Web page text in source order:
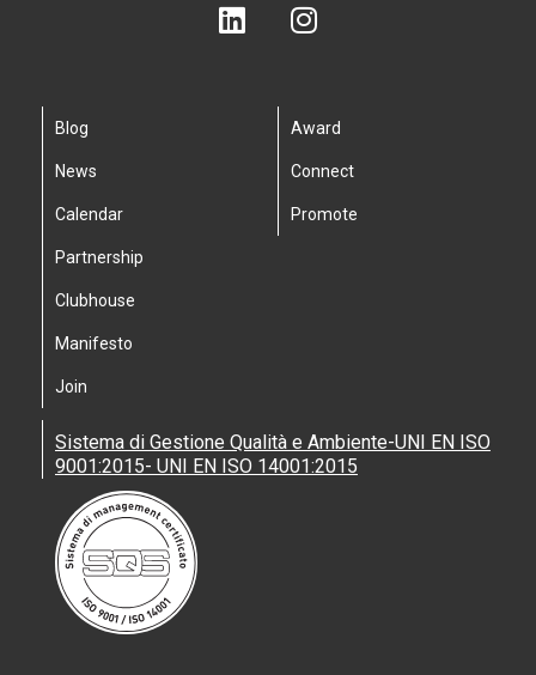
Blog
News
Calendar
Partnership
Clubhouse
Manifesto
Join
Award
Connect
Promote
Sistema di Gestione Qualità e Ambiente-UNI EN ISO
9001:2015- UNI EN ISO 14001:2015